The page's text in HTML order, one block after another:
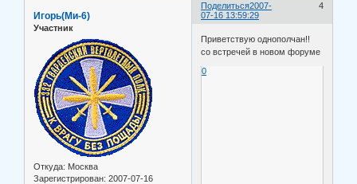
Поделиться 4
2007-
07-16 13:59:29
Игорь(Ми-6)
Участник
Откуда: Москва
Зарегистрирован: 2007-07-16
Приветствую однополчан!!
со встречей в новом форуме
0